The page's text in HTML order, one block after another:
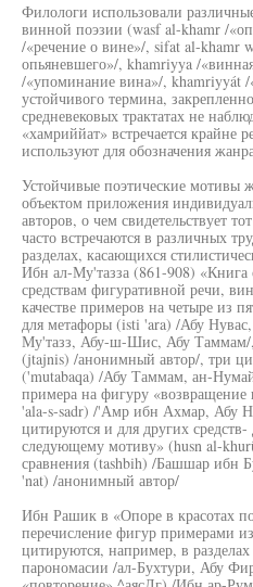
Филологи использовали
винной поэзии (wasf al-khamr /
/«речение о вине»/, sifat al-khamr
опьяневшего»/, khamriyya /
/«упоминание вина»/, khamriyyát
устойчивого термина,
средневековых трактатах не
«хамриййат» встречается крайне
используют для обозначения
Устойчивые поэтические мотивы
объектом приложения
авторов, о чем свидетельствует
часто встречаются в различных
разделах, касающихся
Ибн ал-Му'тазза (861-908)
средствам фигуративной речи,
качестве примеров на четыре из
для метафоры (isti 'ara) /Абу
Му'тазз, Абу-ш-Шис, Абу Таммам/
(jtajnis) /анонимный автор/, три
('mutabaqa) /Абу Таммам, ан-
примера на фигуру
'ala-s-sadr) /'Амр ибн Ахмар, Абу
цитируются и для других средств-
следующему мотиву» (husn al-
сравнения (tashbih) /Башшар ибн
'nat) /анонимный автор/
Ибн Рашик в «Опоре в красотах
перечисление фигур примерами
цитируются, например, в
парономасии /ал-Бухтури, Абу